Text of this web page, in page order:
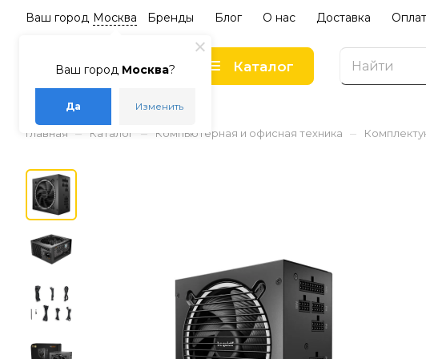
Ваш город Москва?
Да Изменить
Ваш город Москва Бренды Блог О нас Доставка
Каталог
Главная – Каталог – Компьютерная и офисная техника –